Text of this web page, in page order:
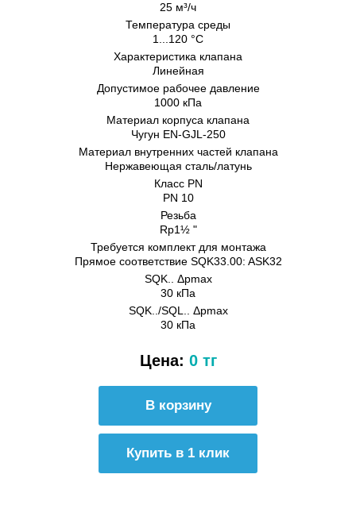
25 м³/ч
Температура среды
1...120 °C
Характеристика клапана
Линейная
Допустимое рабочее давление
1000 кПа
Материал корпуса клапана
Чугун EN-GJL-250
Материал внутренних частeй клапана
Нержавеющая сталь/латунь
Класс PN
PN 10
Резьба
Rp1½ "
Требуется комплект для монтажа
Прямое соответствие SQK33.00: ASK32
SQK.. Δpmax
30 кПа
SQK../SQL.. Δpmax
30 кПа
Цена: 0 тг
Купить в 1 клик